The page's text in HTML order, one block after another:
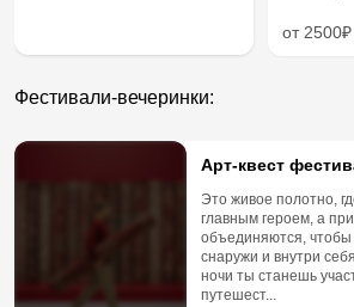
от 2500₽
Фестивали-вечеринки:
Арт-квест
Это живое полотно,
главным героем, а
объединяются,
снаружи и внутри
ночи ты станешь
путешест...